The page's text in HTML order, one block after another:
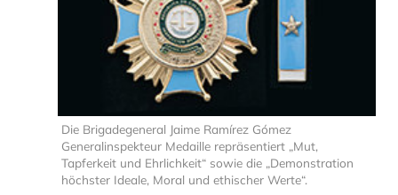
Die Brigadegeneral Jaime Ramírez Gómez
Generalinspekteur Medaille repräsentiert „Mut,
Tapferkeit und Ehrlichkeit“ sowie die „Demonstration
höchster Ideale, Moral und ethischer Werte“.